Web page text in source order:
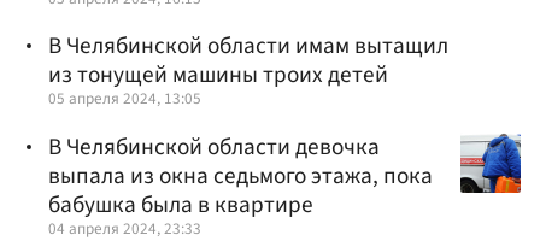
В Челябинской области имам вытащил
из тонущей машины троих детей
05 апреля 2024, 13:05
В Челябинской области девочка
выпала из окна седьмого этажа, пока
бабушка была в квартире
04 апреля 2024, 23:33